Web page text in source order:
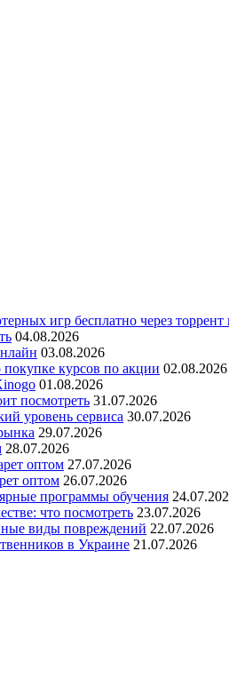
игр бесплатно через торрент
04.08.2026
03.08.2026
курсов по акции 02.08.2026
01.08.2026
посмотреть 31.07.2026
уровень сервиса 30.07.2026
29.07.2026
28.07.2026
оптом 27.07.2026
оптом 26.07.2026
программы обучения
что посмотреть 23.07.2026
виды повреждений 22.07.2026
в Украине 21.07.2026